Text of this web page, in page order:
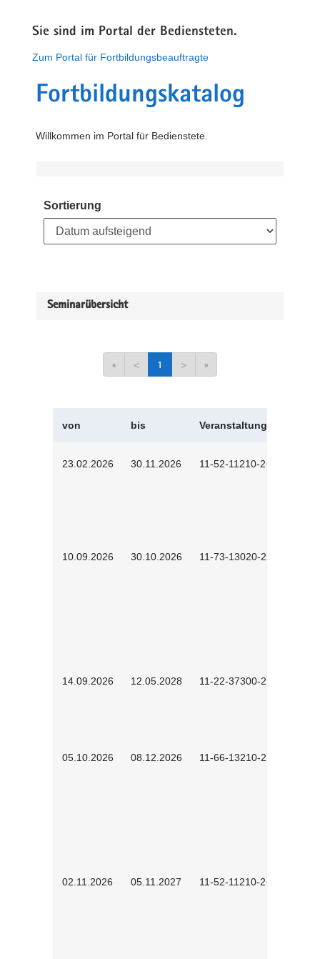
Sie sind im Portal der Bediensteten.
Zum Portal für Fortbildungsbeauftragte
Fortbildungskatalog
Willkommen im Portal für Bedienstete.
Sortierung
Seminarübersicht
« < 1 > »
von bis Veranstaltungskürzel
23.02.2026 30.11.2026 11-52-11210-2602
10.09.2026 30.10.2026 11-73-13020-2601
14.09.2026 12.05.2028 11-22-37300-2604
05.10.2026 08.12.2026 11-66-13210-2602
02.11.2026 05.11.2027 11-52-11210-2604